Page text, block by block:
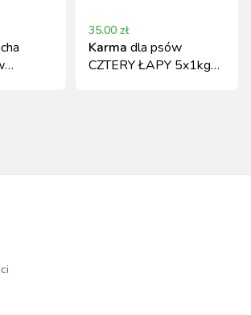
35.00 zł
Karma dla psów
CZTERY ŁAPY 5x1kg